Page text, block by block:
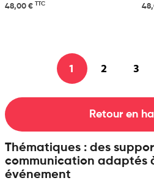
48,00 € TTC
1 2 3
Retour en
Thématiques : des
communication adaptés
événement